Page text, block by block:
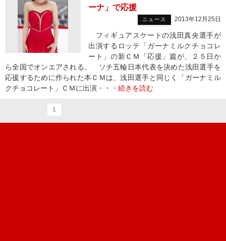
ーナ」で応援
ニュース 2013年12月25日
フィギュアスケートの浅田真央選手が
出演するロッテ「ガーナミルクチョコレ
ート」の新ＣＭ「応援」篇が、２５日か
ら全国でオンエアされる。 ソチ五輪日本代表を決めた浅田選手を
応援するために作られた本ＣＭは、浅田選手と同じく「ガーナミル
クチョコレート」ＣＭに出演・・・ 続きを読む
1